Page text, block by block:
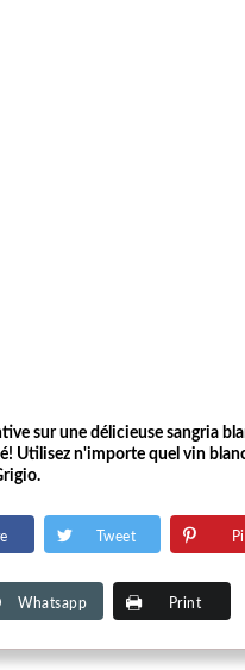
sur une délicieuse sangria
Utilisez n'importe quel vin
Tweet
Whatsapp Print